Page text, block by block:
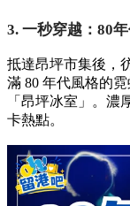
3. 一秒穿越：80
抵達昂坪市集後，
滿 80 年代風格的
「昂坪冰室」。
卡熱點。